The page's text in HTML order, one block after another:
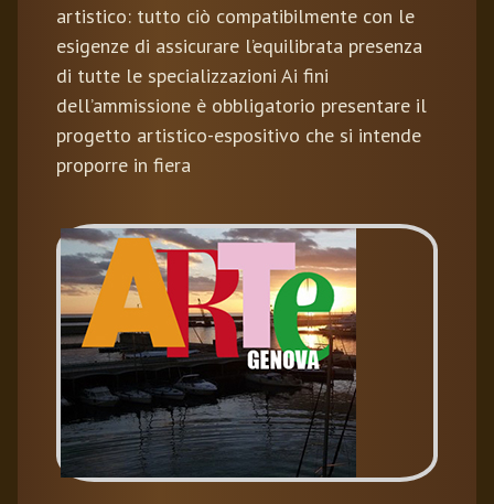
artistico: tutto ciò compatibilmente con le
esigenze di assicurare l’equilibrata presenza
di tutte le specializzazioni Ai fini
dell’ammissione è obbligatorio presentare il
progetto artistico-espositivo che si intende
proporre in fiera